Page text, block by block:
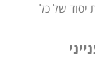
יסוד של כל